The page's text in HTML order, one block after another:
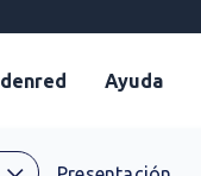
Ayuda